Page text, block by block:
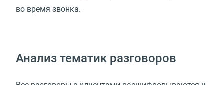
во время звонка.
Анализ тематик разговоров